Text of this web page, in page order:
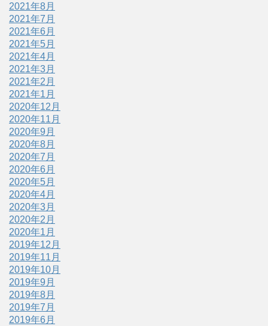
2021年8月
2021年7月
2021年6月
2021年5月
2021年4月
2021年3月
2021年2月
2021年1月
2020年12月
2020年11月
2020年9月
2020年8月
2020年7月
2020年6月
2020年5月
2020年4月
2020年3月
2020年2月
2020年1月
2019年12月
2019年11月
2019年10月
2019年9月
2019年8月
2019年7月
2019年6月